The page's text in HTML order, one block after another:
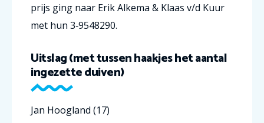
prijs ging naar Erik Alkema & Klaas v/d Kuur
met hun 3‑9548290.
Uitslag (met tussen haakjes het aantal
ingezette duiven)
Jan Hoogland (17)